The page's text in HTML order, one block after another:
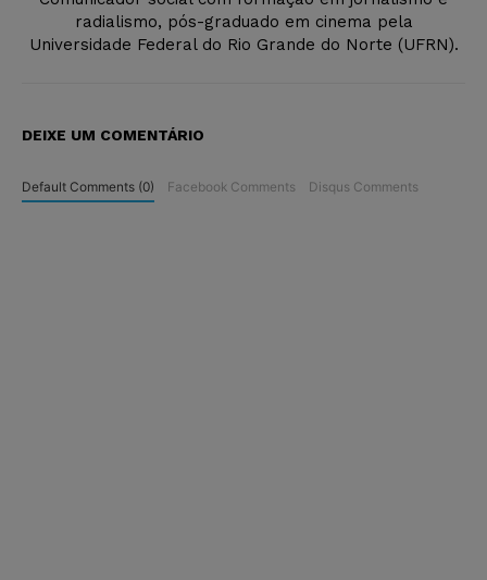
radialismo, pós-graduado em cinema pela
Universidade Federal do Rio Grande do Norte (UFRN).
DEIXE UM COMENTÁRIO
Default Comments (0) Facebook Comments Disqus Comments